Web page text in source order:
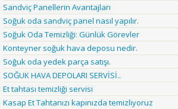
Sandviç Panellerin Avantajları
Soğuk oda sandviç panel nasıl yapılır.
Soğuk Oda Temizliği: Günlük Görevler
Konteyner soğuk hava deposu nedir.
Soğuk oda yedek parça satışı.
SOĞUK HAVA DEPOLARI SERVİSİ..
Et tahtası temizliği servisi
Kasap Et Tahtanızı kapınızda temizliyoruz